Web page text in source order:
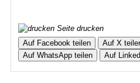
Seite drucken
Auf Facebook teilen
Auf X
Auf WhatsApp teilen
Auf